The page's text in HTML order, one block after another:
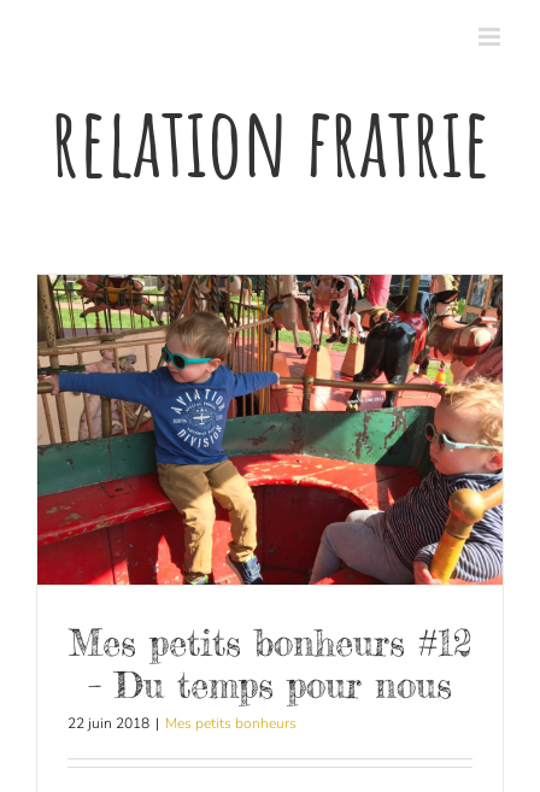
relation fratrie
Mes petits bonheurs #12
– Du temps pour nous
22 juin 2018 | Mes petits bonheurs